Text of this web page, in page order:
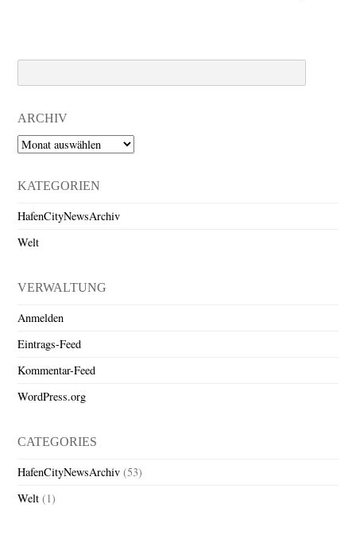
ARCHIV
Archiv
KATEGORIEN
HafenCityNewsArchiv
Welt
VERWALTUNG
Anmelden
Eintrags-Feed
Kommentar-Feed
WordPress.org
CATEGORIES
HafenCityNewsArchiv (53)
Welt (1)